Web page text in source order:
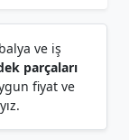
ve iş
parçaları
fiyat ve